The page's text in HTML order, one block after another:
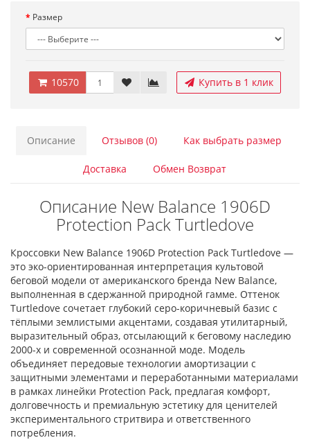
Размер
10570 Купить в 1 клик
Описание Отзывов (0) Как выбрать размер
Доставка Обмен Возврат
Описание New Balance 1906D
Protection Pack Turtledove
Кроссовки New Balance 1906D Protection Pack Turtledove —
это эко-ориентированная интерпретация культовой
беговой модели от американского бренда New Balance,
выполненная в сдержанной природной гамме. Оттенок
Turtledove сочетает глубокий серо-коричневый базис с
тёплыми землистыми акцентами, создавая утилитарный,
выразительный образ, отсылающий к беговому наследию
2000-х и современной осознанной моде. Модель
объединяет передовые технологии амортизации с
защитными элементами и переработанными материалами
в рамках линейки Protection Pack, предлагая комфорт,
долговечность и премиальную эстетику для ценителей
экспериментального стритвира и ответственного
потребления.